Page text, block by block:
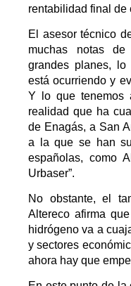
rentabilidad final de
El asesor técnico
muchas notas
grandes planes,
está ocurriendo y
Y lo que tenemos
realidad que ha
de Enagás, a San
a la que se han
españolas, como
Urbaser”.
No obstante, el
Altereco afirma
hidrógeno va a
y sectores
ahora hay que